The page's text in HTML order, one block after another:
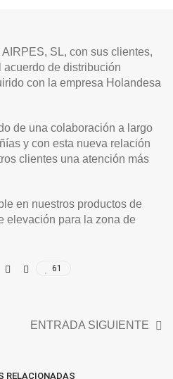
SL, con sus clientes,
acuerdo de distribución
con la empresa Holandesa
de una colaboración a largo
y con esta nueva relación
clientes una atención más
en nuestros productos de
elevación para la zona de
61
ENTRADA SIGUIENTE
RELACIONADAS